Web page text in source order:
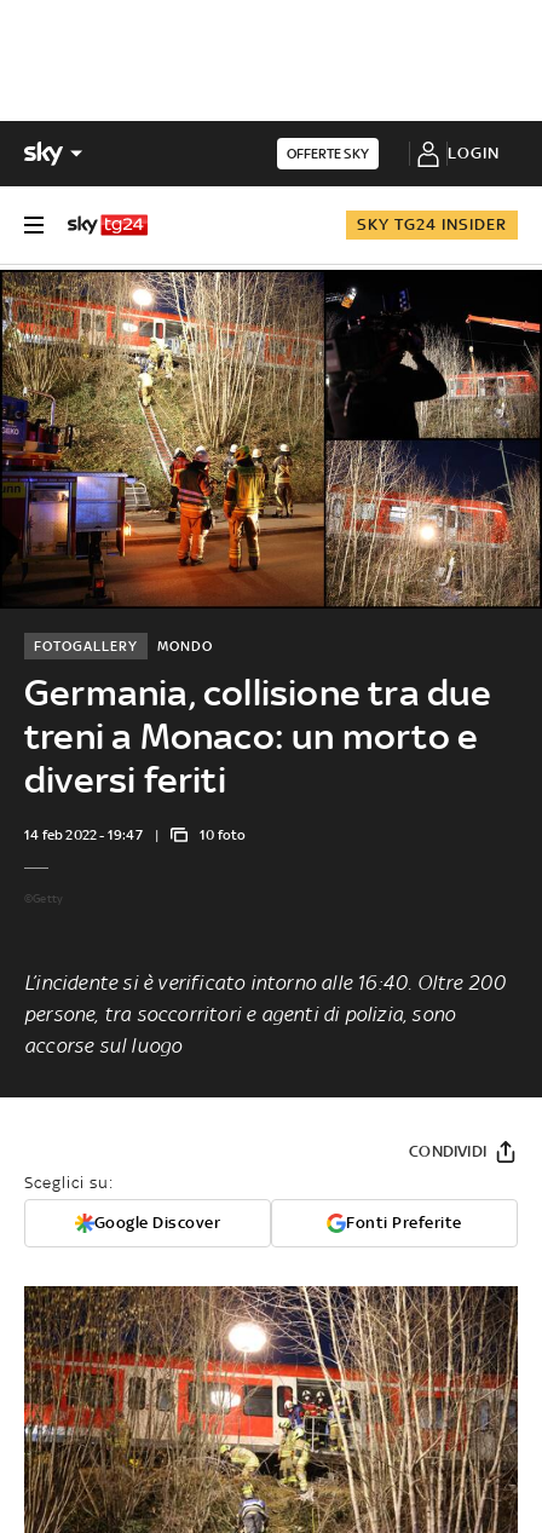
OFFERTE SKY LOGIN
SKY TG24 INSIDER
Germania, collisione tra due
treni a Monaco: un morto e
diversi feriti
MONDO
FOTOGALLERY
14 feb 2022 - 19:47 10 foto
©Getty
L’incidente si è verificato intorno alle 16:40. Oltre 200
persone, tra soccorritori e agenti di polizia, sono
accorse sul luogo
Sceglici su:
Google Discover Fonti Preferite
CONDIVIDI